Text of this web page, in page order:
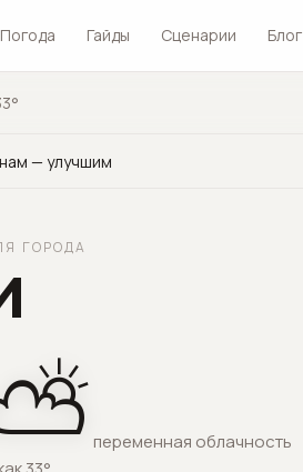
Погода Гайды Сценарии Блог
— улучшим
ГОРОДА
переменная облачность